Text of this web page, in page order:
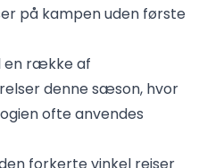
på kampen uden første
en række af
denne sæson, hvor
ofte anvendes